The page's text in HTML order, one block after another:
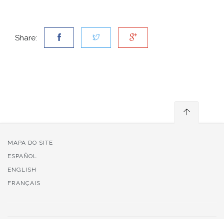
Share:
MAPA DO SITE
ESPAÑOL
ENGLISH
FRANÇAIS